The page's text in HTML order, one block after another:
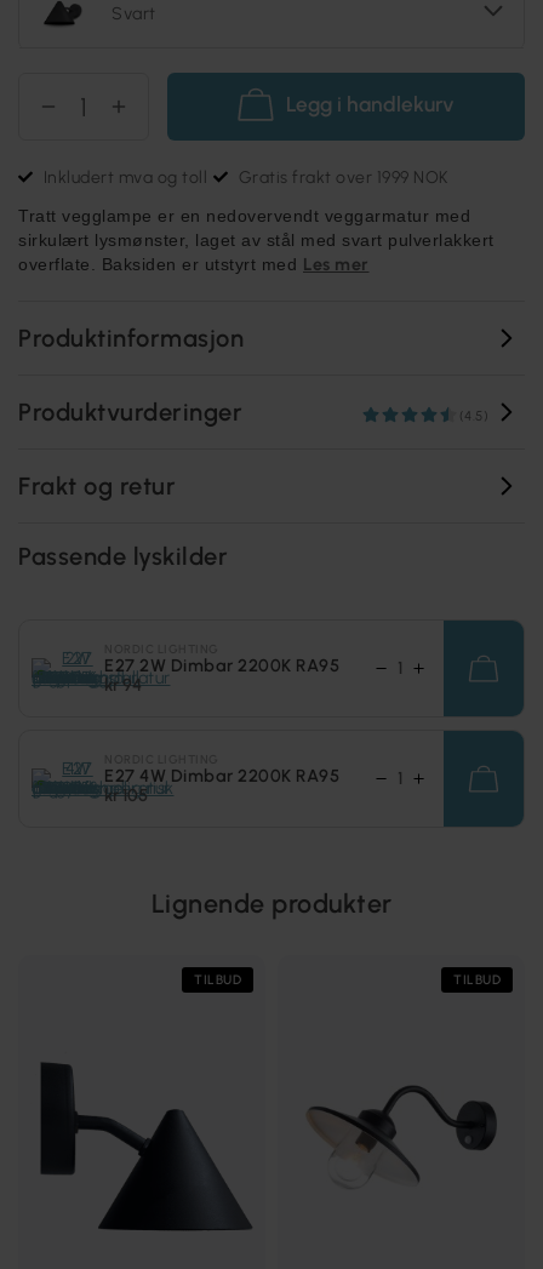
Svart
Legg i handlekurv
Inkludert mva og toll Gratis frakt over 1999 NOK
Tratt vegglampe er en nedovervendt veggarmatur med
sirkulært lysmønster, laget av stål med svart pulverlakkert
overflate. Baksiden er utstyrt med Les mer
Produktinformasjon
Produktvurderinger (4.5)
Frakt og retur
Passende lyskilder
E27 2W Dimbar 2200K RA95
kr 94
E27 4W Dimbar 2200K RA95
kr 105
Lignende produkter
TILBUD TILBUD